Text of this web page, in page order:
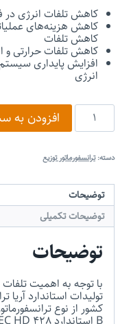
کاهش تلفات انرژی در
کاهش هزینه‌های
کاهش تلفات
کاهش تلفات حرارتی و
افزایش پایداری
انرژی
ترانسفورماتور
توزیع
315KVA
روغنی
افزودن به
دسته:ترانسفورماتور توزیع
توضیحات
توضیحات تکمیلی
توضیحات
با توجه به اهمیت تلفات
تولیدات استاندارد
کشور از نوع